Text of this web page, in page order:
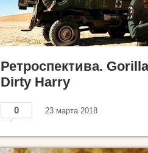
Ретроспектива.
Dirty Harry
0 23 марта 2018